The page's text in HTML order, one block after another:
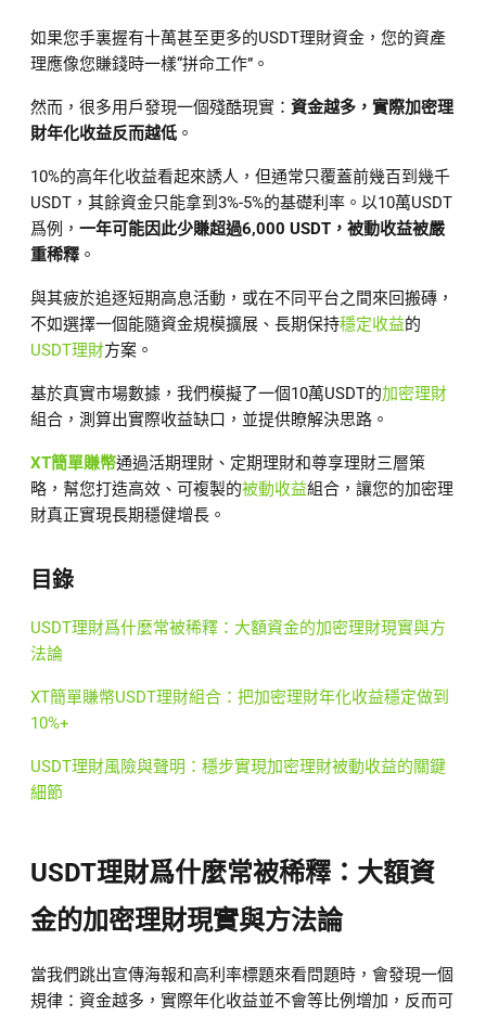
如果您手裏握有十萬甚至更多的USDT理財資金，您的資產
理應像您賺錢時一樣“拼命工作”。
然而，很多用戶發現一個殘酷現實： 資金越多，實際加密理
財年化收益反而越低 。
10%的高年化收益看起來誘人，但通常只覆蓋前幾百到幾千
USDT，其餘資金只能拿到3%-5%的基礎利率。以10萬USDT
爲例， 一年可能因此少賺超過6,000 USDT，被動收益被嚴
重稀釋 。
與其疲於追逐短期高息活動，或在不同平台之間來回搬磚，
不如選擇一個能隨資金規模擴展、長期保持穩定收益的
USDT理財方案。
基於真實市場數據，我們模擬了一個10萬USDT的加密理財
組合，測算出實際收益缺口，並提供瞭解決思路。
XT簡單賺幣通過活期理財、定期理財和尊享理財三層策
略，幫您打造高效、可複製的被動收益組合，讓您的加密理
財真正實現長期穩健增長。
目錄
USDT理財爲什麼常被稀釋：大額資金的加密理財現實與方
法論
XT簡單賺幣USDT理財組合：把加密理財年化收益穩定做到
10%+
USDT理財風險與聲明：穩步實現加密理財被動收益的關鍵
細節
USDT理財爲什麼常被稀釋：大額資
金的加密理財現實與方法論
當我們跳出宣傳海報和高利率標題來看問題時，會發現一個
規律：資金越多，實際年化收益並不會等比例增加，反而可